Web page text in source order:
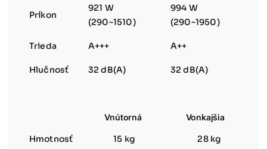
Príkon
921 W
(290~1510)
994 W
(290~1950)
Trieda A+++ A++
Hlučnosť 32 dB(A) 32 dB(A)
Vnútorná Vonkajšia
Hmotnosť 15 kg 28 kg